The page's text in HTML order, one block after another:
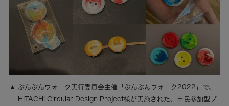
ぶんぶんウォーク実行委員会主催「ぶんぶんウォーク2022」で、
HITACHI Circular Design Project様が実施された、市民参加型プ